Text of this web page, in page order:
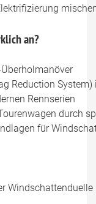
an?
Reduction System)
Rennserien
durch
für